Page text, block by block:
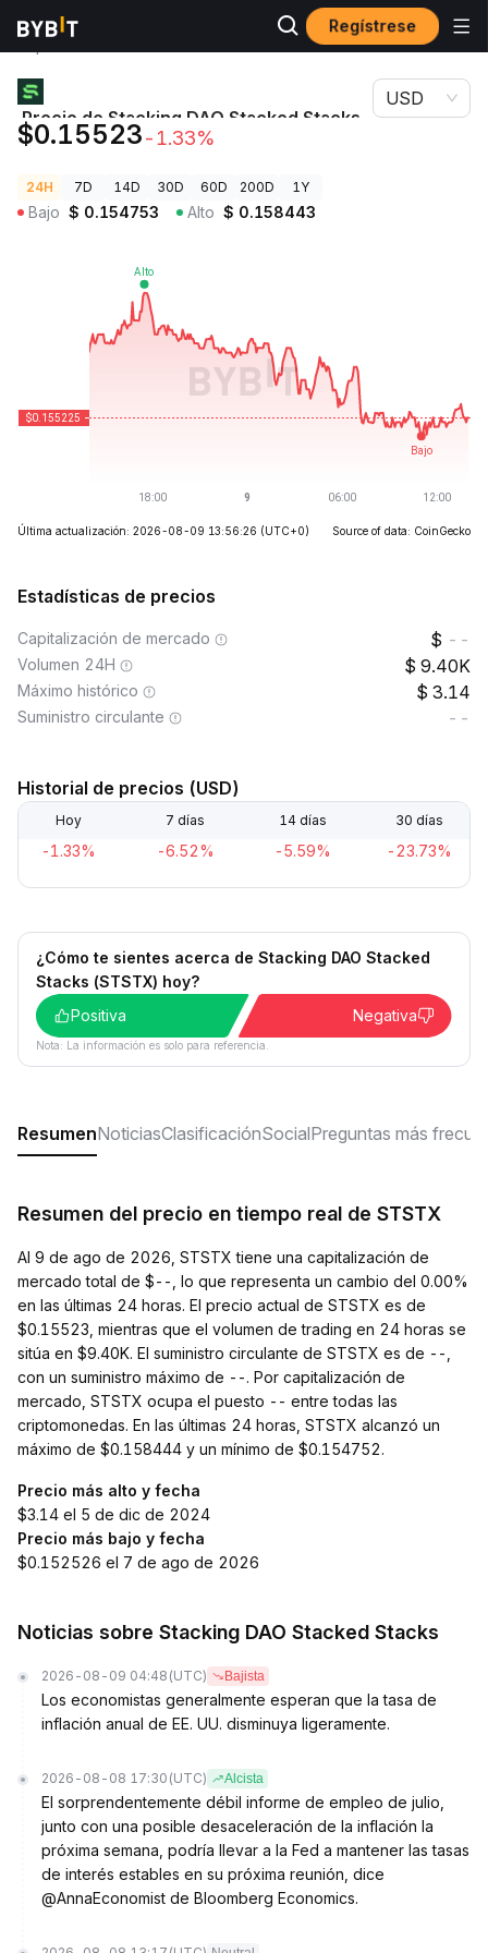
Regístrese
Precios de
Precio de Stacking DAO Stacked Stacks
Precio de Stacking DAO Stacked Stacks
STSTX
$0.15523-1.33%
USD
24H 7D 14D 30D 60D 200D 1Y
Bajo $ 0.154753 Alto $ 0.158443
Última actualización: 2026-08-09 13:56:26 (UTC+0) Source of data: CoinGecko
Estadísticas de precios
Capitalización de mercado --
Volumen 24H 9.40K
Máximo histórico 3.14
Suministro circulante --
Historial de precios (USD)
Hoy 7 días 14 días 30 días
-1.33% -6.52% -5.59% -23.73%
¿Cómo te sientes acerca de Stacking DAO Stacked
Stacks (STSTX) hoy?
Positiva
Negativa
Nota: La información es solo para referencia.
ResumenNoticiasClasificaciónSocialPreguntas más
Resumen del precio en tiempo real de STSTX
Al 9 de ago de 2026, STSTX tiene una capitalización de
mercado total de $--, lo que representa un cambio del 0.00%
en las últimas 24 horas. El precio actual de STSTX es de
$0.15523, mientras que el volumen de trading en 24 horas se
sitúa en $9.40K. El suministro circulante de STSTX es de --,
con un suministro máximo de --. Por capitalización de
mercado, STSTX ocupa el puesto -- entre todas las
criptomonedas. En las últimas 24 horas, STSTX alcanzó un
máximo de $0.158444 y un mínimo de $0.154752.
Precio más alto y fecha
$3.14 el 5 de dic de 2024
Precio más bajo y fecha
$0.152526 el 7 de ago de 2026
Noticias sobre Stacking DAO Stacked Stacks
2026-08-09 04:48 (UTC) Bajista
Los economistas generalmente esperan que la tasa de
inflación anual de EE. UU. disminuya ligeramente.
2026-08-08 17:30 (UTC) Alcista
El sorprendentemente débil informe de empleo de julio,
junto con una posible desaceleración de la inflación la
próxima semana, podría llevar a la Fed a mantener las tasas
de interés estables en su próxima reunión, dice
@AnnaEconomist de Bloomberg Economics.